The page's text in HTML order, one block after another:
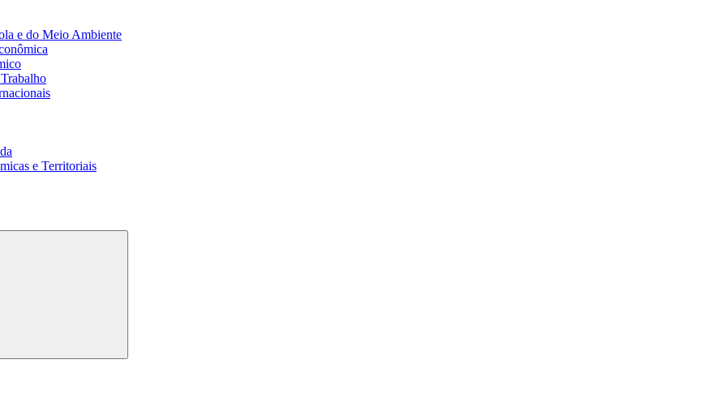
e do Meio Ambiente
e Territoriais
Buscar